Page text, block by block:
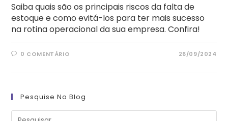
Saiba quais são os principais riscos da falta de
estoque e como evitá-los para ter mais sucesso
na rotina operacional da sua empresa. Confira!
0 COMENTÁRIO 26/09/2024
Pesquise No Blog